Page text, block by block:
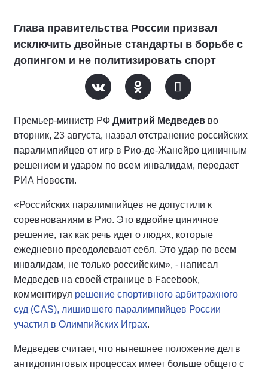
Глава правительства России призвал
исключить двойные стандарты в борьбе с
допингом и не политизировать спорт
Премьер-министр РФ Дмитрий Медведев во
вторник, 23 августа, назвал отстранение российских
паралимпийцев от игр в Рио-де-Жанейро циничным
решением и ударом по всем инвалидам, передает
РИА Новости.
«Российских паралимпийцев не допустили к
соревнованиям в Рио. Это вдвойне циничное
решение, так как речь идет о людях, которые
ежедневно преодолевают себя. Это удар по всем
инвалидам, не только российским», - написал
Медведев на своей странице в Facebook,
комментируя решение спортивного арбитражного
суд (CAS), лишившего паралимпийцев России
участия в Олимпийских Играх.
Медведев считает, что нынешнее положение дел в
антидопинговых процессах имеет больше общего с